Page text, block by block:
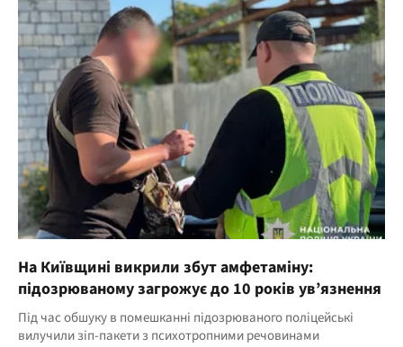
На Київщині викрили збут амфетаміну:
підозрюваному загрожує до 10 років ув’язнення
Під час обшуку в помешканні підозрюваного поліцейські
вилучили зіп-пакети з психотропними речовинами